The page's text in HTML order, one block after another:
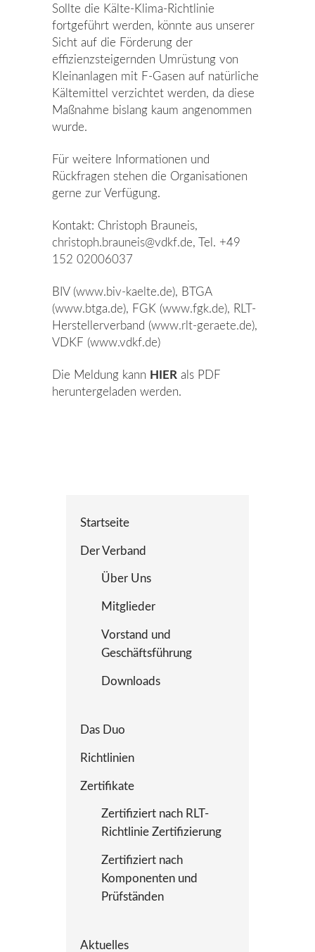
Sollte die Kälte-Klima-Richtlinie
fortgeführt werden, könnte aus unserer
Sicht auf die Förderung der
effizienzsteigernden Umrüstung von
Kleinanlagen mit F-Gasen auf natürliche
Kältemittel verzichtet werden, da diese
Maßnahme bislang kaum angenommen
wurde.
Für weitere Informationen und
Rückfragen stehen die Organisationen
gerne zur Verfügung.
Kontakt: Christoph Brauneis,
christoph.brauneis@vdkf.de, Tel. +49
152 02006037
BIV (www.biv-kaelte.de), BTGA
(www.btga.de), FGK (www.fgk.de), RLT-
Herstellerverband (www.rlt-geraete.de),
VDKF (www.vdkf.de)
Die Meldung kann HIER als PDF
heruntergeladen werden.
Startseite
Der Verband
Über Uns
Mitglieder
Vorstand und
Geschäftsführung
Downloads
Das Duo
Richtlinien
Zertifikate
Zertifiziert nach RLT-
Richtlinie Zertifizierung
Zertifiziert nach
Komponenten und
Prüfständen
Aktuelles